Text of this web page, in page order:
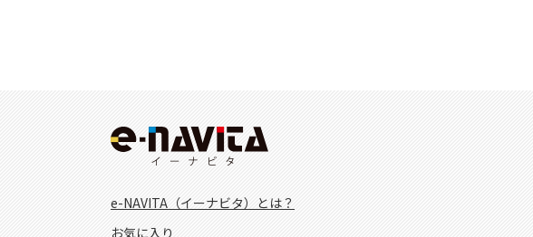
e-NAVITA（イーナビタ）とは？
お気に入り